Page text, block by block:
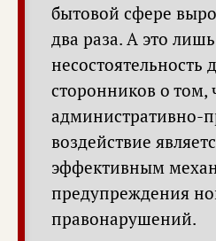
бытовой сфере
два раза. А это
несостоятельность
сторонников о том,
административно-
воздействие
эффективным
предупреждения
правонарушений.